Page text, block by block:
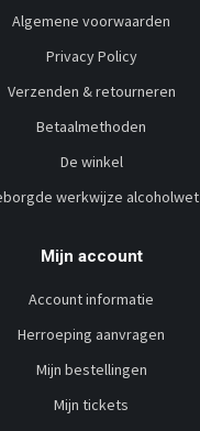
Algemene voorwaarden
Privacy Policy
Verzenden & retourneren
Betaalmethoden
De winkel
werkwijze alcoholwet
Mijn account
Account informatie
Herroeping aanvragen
Mijn bestellingen
Mijn tickets